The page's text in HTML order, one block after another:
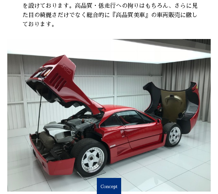
を設けております。高品質・低走行への拘りはもちろん、さらに見
た目の綺麗さだけでなく総合的に『高品質美車』の車両販売に徹し
ております。
Concept